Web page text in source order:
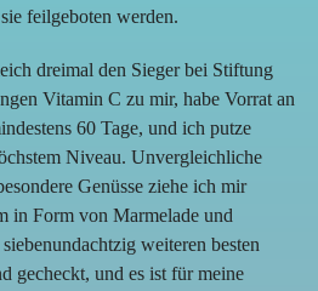
feilgeboten werden.
dreimal den Sieger bei Stiftung
Vitamin C zu mir, habe Vorrat an
60 Tage, und ich putze
Niveau. Unvergleichliche
Genüsse ziehe ich mir
in Form von Marmelade und
weiteren besten
gecheckt, und es ist für meine